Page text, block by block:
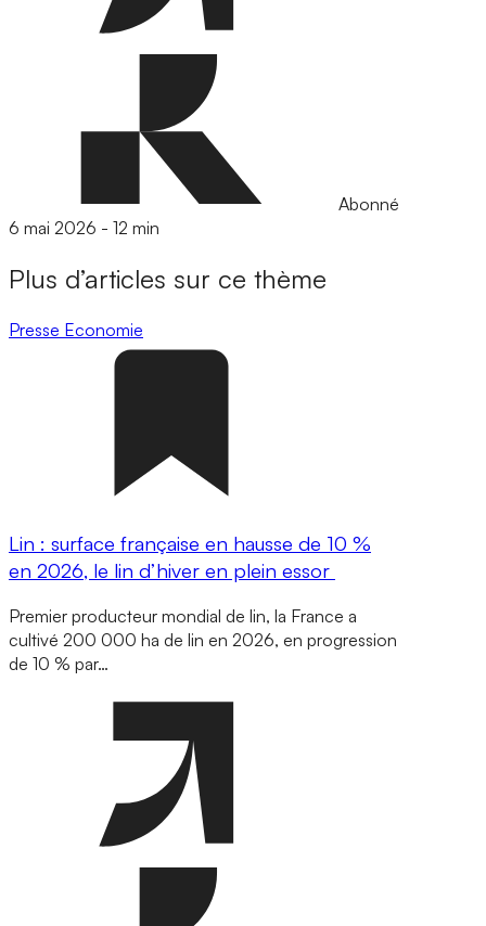
Abonné
6 mai 2026 - 12 min
Plus d’articles sur ce thème
Presse Economie
Lin : surface française en hausse de 10 %
en 2026, le lin d’hiver en plein essor
Premier producteur mondial de lin, la France a
cultivé 200 000 ha de lin en 2026, en progression
de 10 % par…